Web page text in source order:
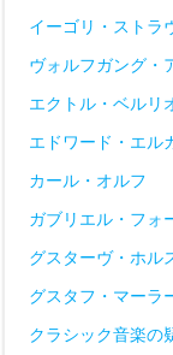
イーゴリ・ストラ
ヴォルフガング・
エクトル・ベルリ
エドワード・エル
カール・オルフ
ガブリエル・フォ
グスターヴ・ホル
グスタフ・マーラ
クラシック音楽の